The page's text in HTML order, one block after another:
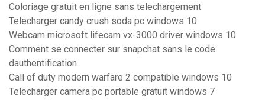
Coloriage gratuit en ligne sans telechargement
Telecharger candy crush soda pc windows 10
Webcam microsoft lifecam vx-3000 driver windows 10
Comment se connecter sur snapchat sans le code
dauthentification
Call of duty modern warfare 2 compatible windows 10
Telecharger camera pc portable gratuit windows 7